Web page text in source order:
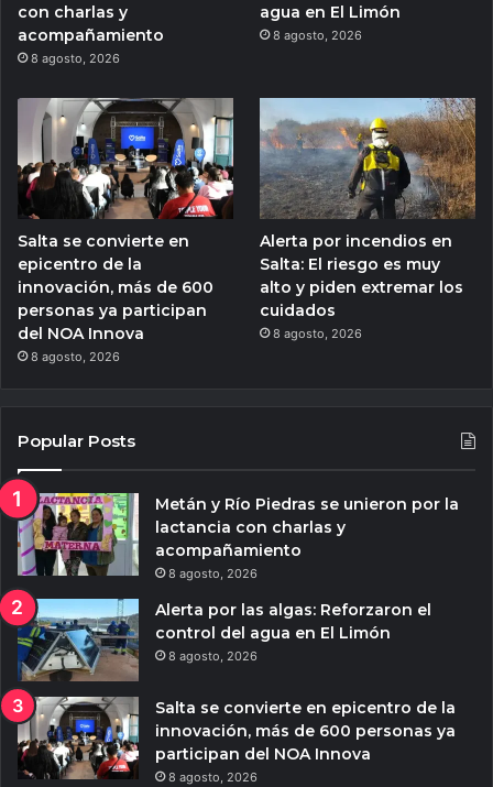
con charlas y
acompañamiento
8 agosto, 2026
agua en El Limón
8 agosto, 2026
Salta se convierte en
epicentro de la
innovación, más de 600
personas ya participan
del NOA Innova
8 agosto, 2026
Alerta por incendios en
Salta: El riesgo es muy
alto y piden extremar los
cuidados
8 agosto, 2026
Popular Posts
Metán y Río Piedras se unieron por la
lactancia con charlas y
acompañamiento
8 agosto, 2026
Alerta por las algas: Reforzaron el
control del agua en El Limón
8 agosto, 2026
Salta se convierte en epicentro de la
innovación, más de 600 personas ya
participan del NOA Innova
8 agosto, 2026